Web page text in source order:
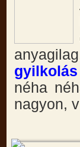
gyilkolás
néha
nagyon,